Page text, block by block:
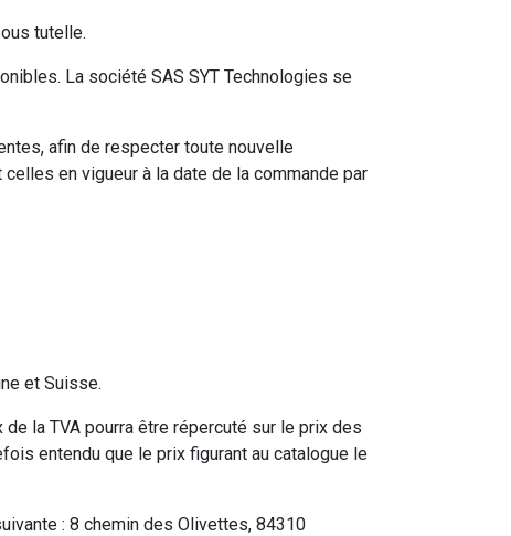
tutelle.
La société SAS SYT Technologies se
afin de respecter toute nouvelle
en vigueur à la date de la commande par
et Suisse.
la TVA pourra être répercuté sur le prix des
entendu que le prix figurant au catalogue le
: 8 chemin des Olivettes, 84310